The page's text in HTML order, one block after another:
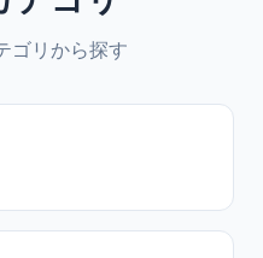
ゴリから探す